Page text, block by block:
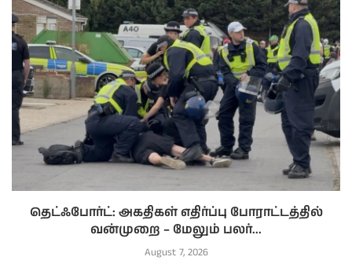
தெட்ஃபோர்ட்: அகதிகள் எதிர்ப்பு போராட்டத்தில்
வன்முறை – மேலும் பலர்...
August 7, 2026